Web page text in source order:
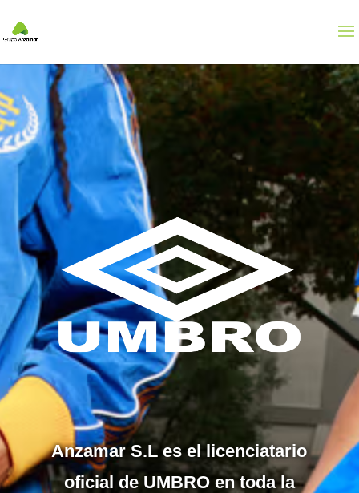
Anzamar S.L es el licenciatario
oficial de UMBROen toda la